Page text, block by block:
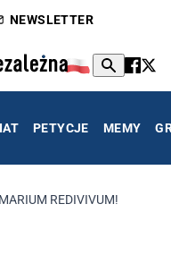
NEWSLETTER
PETYCJE MEMY
REDIVIVUM!